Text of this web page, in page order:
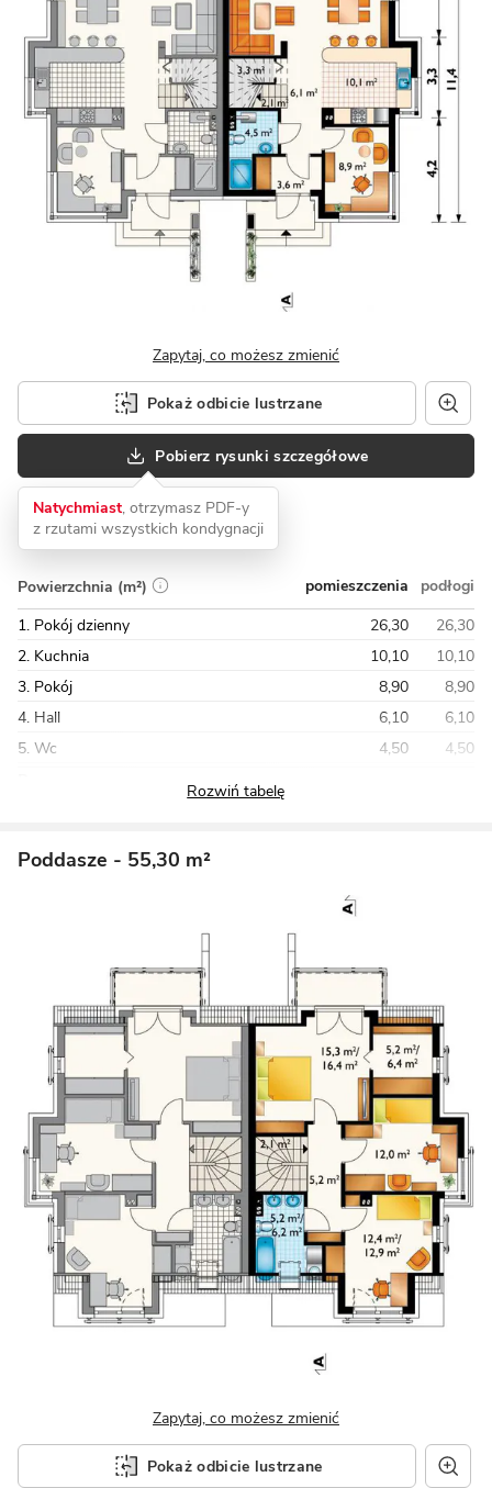
Zapytaj, co możesz zmienić
Pokaż odbicie lustrzane
Pobierz rysunki szczegółowe
Natychmiast, otrzymasz PDF-y
z rzutami wszystkich kondygnacji
Powierzchnia (m²) pomieszczenia
podłogi
1. Pokój dzienny
26,30
26,30
2. Kuchnia
10,10
10,10
3. Pokój
8,90
8,90
4. Hall
6,10
6,10
5. Wc
4,50
4,50
Poddasze - 55,30 m²
Zapytaj, co możesz zmienić
Pokaż odbicie lustrzane